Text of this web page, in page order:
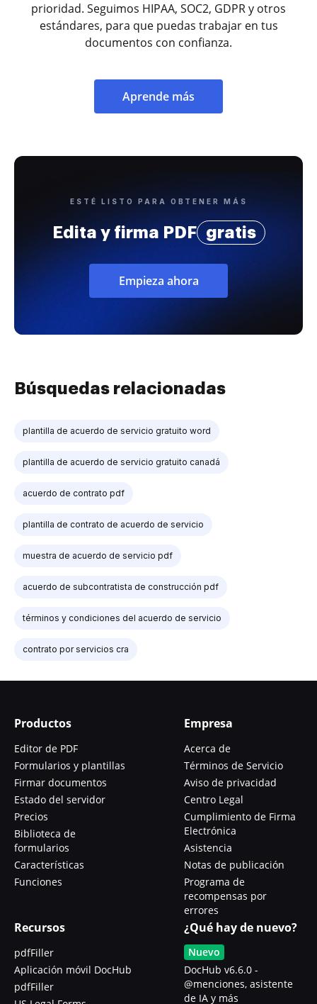
prioridad. Seguimos HIPAA, SOC2, GDPR y otros
estándares, para que puedas trabajar en tus
documentos con confianza.
Aprende más
ESTÉ LISTO PARA OBTENER MÁS
Edita y firma PDF gratis
Empieza ahora
Búsquedas relacionadas
plantilla de acuerdo de servicio gratuito word
plantilla de acuerdo de servicio gratuito canadá
acuerdo de contrato pdf
plantilla de contrato de acuerdo de servicio
muestra de acuerdo de servicio pdf
acuerdo de subcontratista de construcción pdf
términos y condiciones del acuerdo de servicio
contrato por servicios cra
Productos
Editor de PDF
Formularios y plantillas
Firmar documentos
Estado del servidor
Precios
Biblioteca de
formularios
Características
Funciones
Empresa
Acerca de
Términos de Servicio
Aviso de privacidad
Centro Legal
Cumplimiento de Firma
Electrónica
Asistencia
Notas de publicación
Programa de
recompensas por
errores
Recursos
pdfFiller
Aplicación móvil DocHub
pdfFiller
¿Qué hay de nuevo?
Nuevo
DocHub v6.6.0 -
@menciones, asistente
de IA y más